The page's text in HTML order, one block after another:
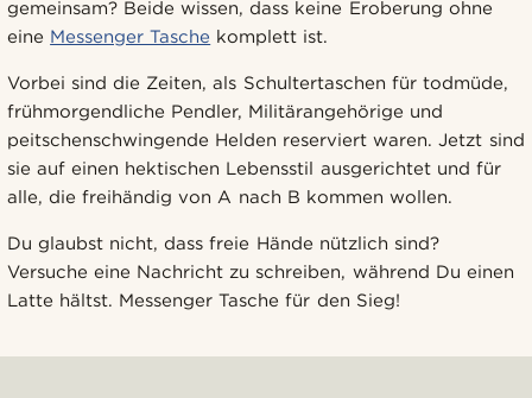
gemeinsam? Beide wissen, dass keine Eroberung ohne
eine Messenger Tasche komplett ist.
Vorbei sind die Zeiten, als Schultertaschen für todmüde,
frühmorgendliche Pendler, Militärangehörige und
peitschenschwingende Helden reserviert waren. Jetzt sind
sie auf einen hektischen Lebensstil ausgerichtet und für
alle, die freihändig von A nach B kommen wollen.
Du glaubst nicht, dass freie Hände nützlich sind?
Versuche eine Nachricht zu schreiben, während Du einen
Latte hältst. Messenger Tasche für den Sieg!